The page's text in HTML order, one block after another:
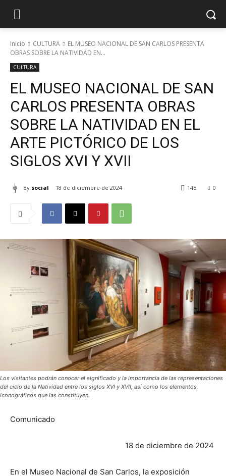
Inicio CULTURA
EL MUSEO NACIONAL DE SAN CARLOS PRESENTA
OBRAS SOBRE LA NATIVIDAD EN...
CULTURA
EL MUSEO NACIONAL DE SAN
CARLOS PRESENTA OBRAS
SOBRE LA NATIVIDAD EN EL
ARTE PICTÓRICO DE LOS
SIGLOS XVI Y XVII
By social 18 de diciembre de 2024 0
145
Los visitantes podrán conocer el significado y la importancia de las representaciones
del ciclo de la Natividad entre los siglos XVI y XVII, así como los elementos
iconográficos que las constituyen.
Comunicado
18 de diciembre de 2024
En el Museo Nacional de San Carlos, la exposición